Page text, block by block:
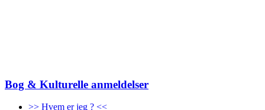
Bog & Kulturelle anmeldelser
>> Hvem er jeg ? <<